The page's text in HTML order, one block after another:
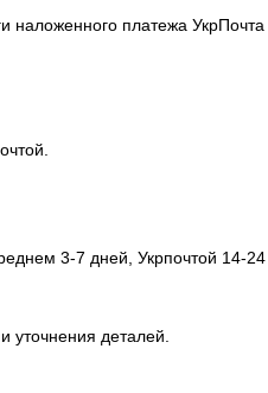
платежа
3-7 дней, Укрпочтой 14-24
уточнения деталей.